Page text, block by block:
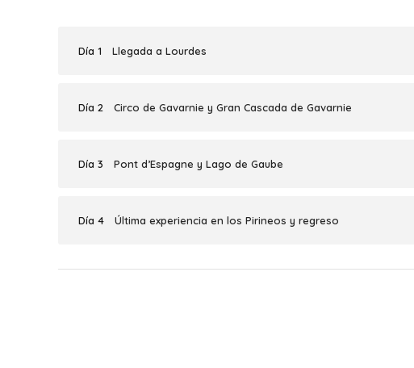
Día 1 Llegada a Lourdes
Día 2 Circo de Gavarnie y Gran Cascada de Gavarnie
Día 3 Pont d’Espagne y Lago de Gaube
Día 4 Última experiencia en los Pirineos y regreso